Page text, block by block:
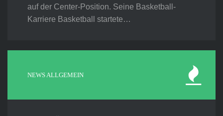
auf der Center-Position. Seine Basketball-
Karriere Basketball startete…
NEWS ALLGEMEIN